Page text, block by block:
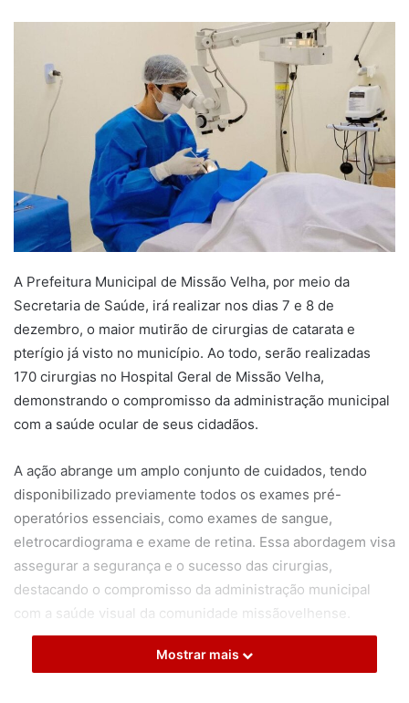
A Prefeitura Municipal de Missão Velha, por meio da
Secretaria de Saúde, irá realizar nos dias 7 e 8 de
dezembro, o maior mutirão de cirurgias de catarata e
pterígio já visto no município. Ao todo, serão realizadas
170 cirurgias no Hospital Geral de Missão Velha,
demonstrando o compromisso da administração municipal
com a saúde ocular de seus cidadãos.
A ação abrange um amplo conjunto de cuidados, tendo
disponibilizado previamente todos os exames pré-
operatórios essenciais, como exames de sangue,
eletrocardiograma e exame de retina. Essa abordagem visa
assegurar a segurança e o sucesso das cirurgias,
destacando o compromisso da administração municipal
com a saúde visual da comunidade missãovelhense.
O mutirão reflete o investimento contínuo da gestão
Mostrar mais